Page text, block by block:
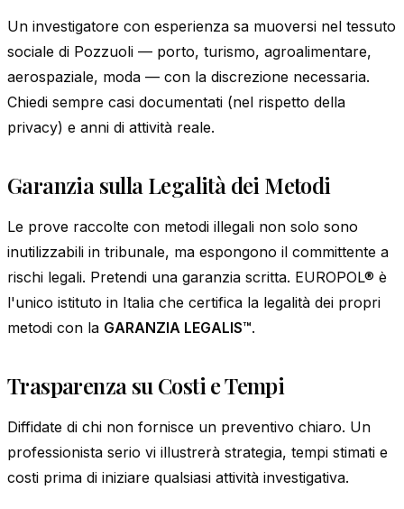
Un investigatore con esperienza sa muoversi nel tessuto
sociale di Pozzuoli — porto, turismo, agroalimentare,
aerospaziale, moda — con la discrezione necessaria.
Chiedi sempre casi documentati (nel rispetto della
privacy) e anni di attività reale.
Garanzia sulla Legalità dei Metodi
Le prove raccolte con metodi illegali non solo sono
inutilizzabili in tribunale, ma espongono il committente a
rischi legali. Pretendi una garanzia scritta. EUROPOL® è
l'unico istituto in Italia che certifica la legalità dei propri
metodi con la GARANZIA LEGALIS™.
Trasparenza su Costi e Tempi
Diffidate di chi non fornisce un preventivo chiaro. Un
professionista serio vi illustrerà strategia, tempi stimati e
costi prima di iniziare qualsiasi attività investigativa.